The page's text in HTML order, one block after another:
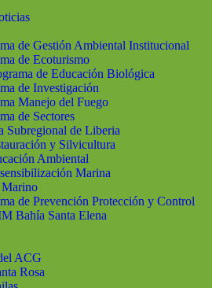
de Gestión Ambiental Institucional
de Ecoturismo
de Educación Biológica
de Investigación
Manejo del Fuego
de Sectores
Subregional de Liberia
y Silvicultura
Ambiental
Marina
Marino
de Prevención Protección y Control
Bahía Santa Elena
ACG
Rosa